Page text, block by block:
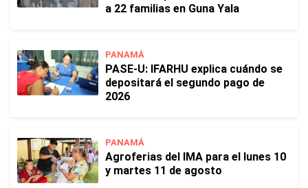
a 22 familias en Guna Yala
PANAMÁ
PASE-U: IFARHU explica cuándo se
depositará el segundo pago de
2026
PANAMÁ
Agroferias del IMA para el lunes 10
y martes 11 de agosto